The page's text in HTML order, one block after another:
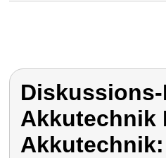
Akkutechnik
Akkutechnik: